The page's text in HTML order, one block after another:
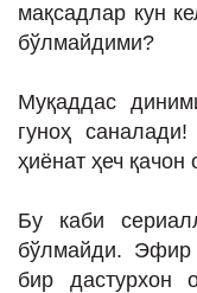
мақсадлар кун
бўлмайдими?
Муқаддас
гуноҳ
ҳиёнат ҳеч қачон
Бу каби
бўлмайди. Эфир
бир дастурхон